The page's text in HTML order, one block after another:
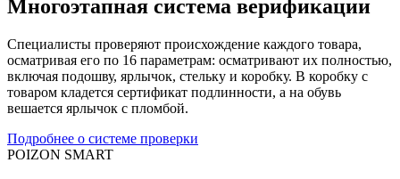
Многоэтапная система верификации
Специалисты проверяют происхождение каждого товара,
осматривая его по 16 параметрам: осматривают их полностью,
включая подошву, ярлычок, стельку и коробку. В коробку с
товаром кладется сертификат подлинности, а на обувь
вешается ярлычок с пломбой.
Подробнее о системе проверки
POIZON SMART